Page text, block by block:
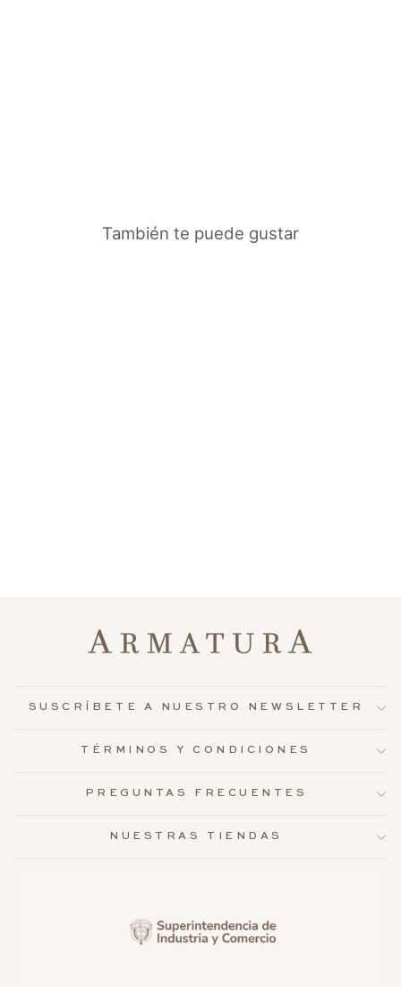
También te puede gustar
SUSCRÍBETE A NUESTRO NEWSLETTER
TÉRMINOS Y CONDICIONES
PREGUNTAS FRECUENTES
NUESTRAS TIENDAS